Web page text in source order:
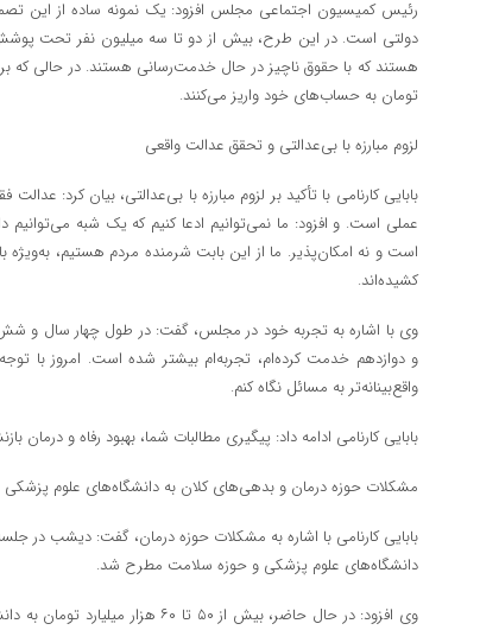
رئیس کمیسیون اجتماعی مجلس افزود: یک نمونه ساده از این
دولتی است. در این طرح، بیش از دو تا سه میلیون نفر تحت پوشش
هستند که با حقوق ناچیز در حال خدمت‌رسانی هستند. در حالی که
تومان به حساب‌های خود واریز می‌کنند.
لزوم مبارزه با بی‌عدالتی و تحقق عدالت واقعی
بابایی کارنامی با تأکید بر لزوم مبارزه با بی‌عدالتی، بیان کرد:
عملی است. و افزود: ما نمی‌توانیم ادعا کنیم که یک شبه می‌توانیم
است و نه امکان‌پذیر. ما از این بابت شرمنده مردم هستیم،
کشیده‌اند.
وی با اشاره به تجربه خود در مجلس، گفت: در طول چهار سال و
و دوازدهم خدمت کرده‌ام، تجربه‌ام بیشتر شده است. امروز با
واقع‌بینانه‌تر به مسائل نگاه کنم.
بابایی کارنامی ادامه داد: پیگیری مطالبات شما، بهبود رفاه و
مشکلات حوزه درمان و بدهی‌های کلان به دانشگاه‌های علوم پزشکی
بابایی کارنامی با اشاره به مشکلات حوزه درمان، گفت: دیشب در
دانشگاه‌های علوم پزشکی و حوزه سلامت مطرح شد.
وی افزود: در حال حاضر، بیش از ۵۰ تا